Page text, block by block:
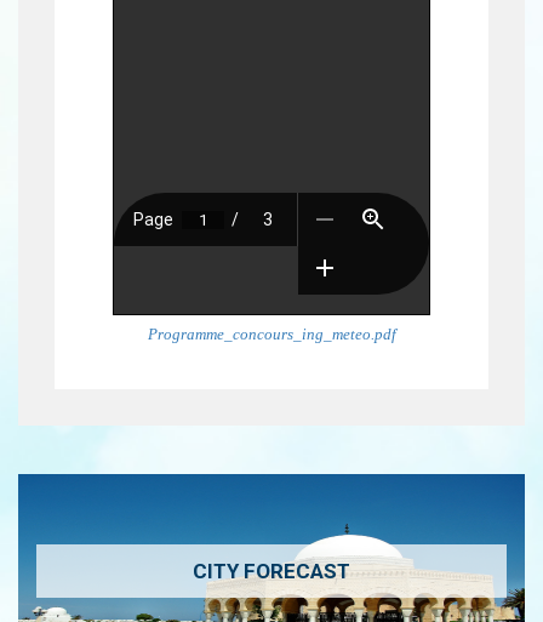
Programme_concours_ing_meteo.pdf
CITY FORECAST